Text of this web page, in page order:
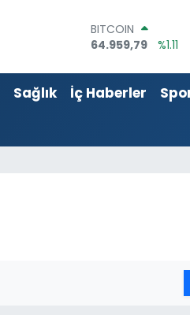
BITCOIN
64.959,79
%1.11
47,7436
%0.18
EURO
Sağlık İç Haberler